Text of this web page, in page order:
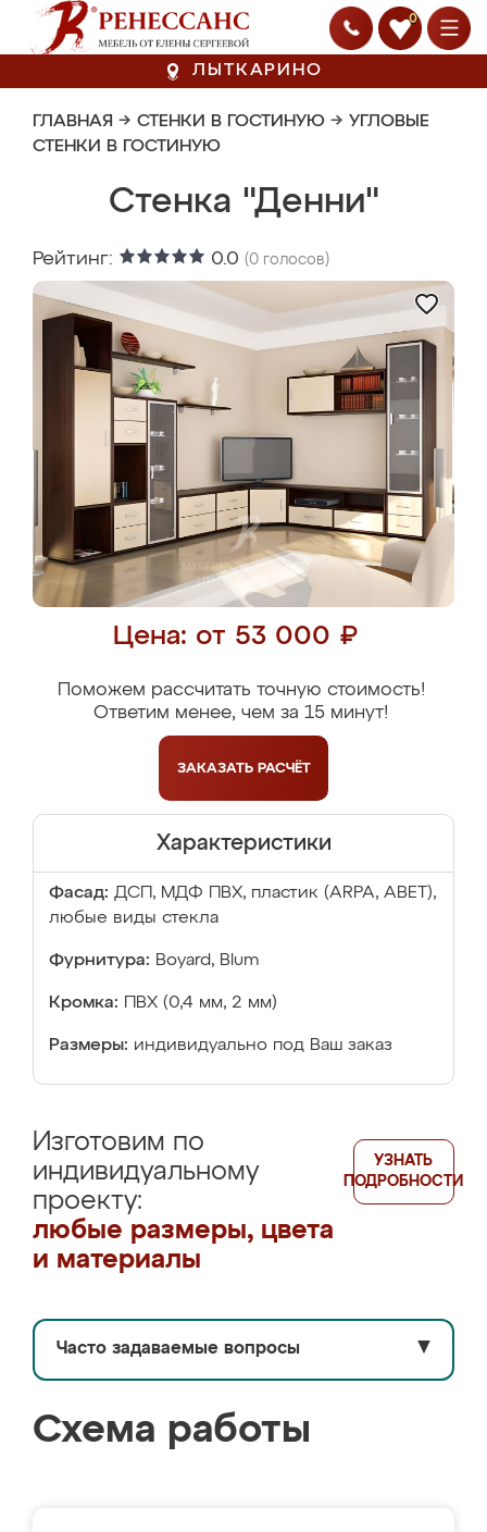
0
ЛЫТКАРИНО
ГЛАВНАЯ → СТЕНКИ В ГОСТИНУЮ → УГЛОВЫЕ
СТЕНКИ В ГОСТИНУЮ
Стенка "Денни"
Рейтинг: 0.0 (0 голосов)
Цена: от 53 000 ₽
Поможем рассчитать точную стоимость!
Ответим менее, чем за 15 минут!
ЗАКАЗАТЬ РАСЧЁТ
Характеристики
Фасад: ДСП, МДФ ПВХ, пластик (ARPA, ABET),
любые виды стекла
Фурнитура: Boyard, Blum
Кромка: ПВХ (0,4 мм, 2 мм)
Размеры: индивидуально под Ваш заказ
Изготовим по
индивидуальному
проекту:
любые размеры, цвета
и материалы
УЗНАТЬ
ПОДРОБНОСТИ
Часто задаваемые вопросы ▼
Схема работы